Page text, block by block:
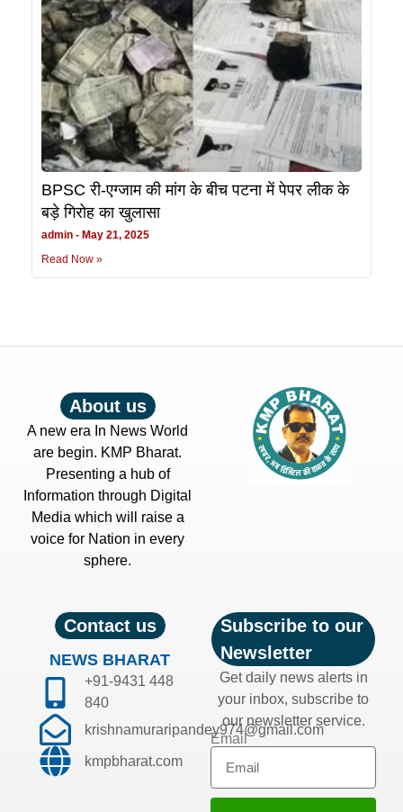
BPSC री-एग्जाम की मांग के बीच पटना में पेपर लीक के
बड़े गिरोह का खुलासा
admin
May 21, 2025
Read Now »
About us
A new era In News World
are begin. KMP Bharat.
Presenting a hub of
Information through Digital
Media which will raise a
voice for Nation in every
sphere.
Contact us
NEWS BHARAT
+91-9431 448
840
krishnamuraripandey974@gmail.com
kmpbharat.com
Subscribe to our
Newsletter
Get daily news alerts in
your inbox, subscribe to
our newsletter service.
Email